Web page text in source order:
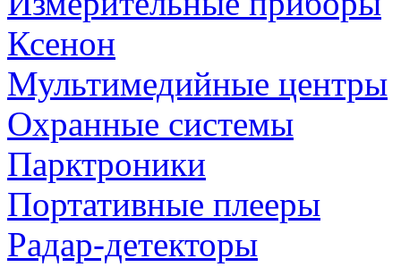
Ксенон
Мультимедийные центры
Охранные системы
Парктроники
Портативные плееры
Радар-детекторы